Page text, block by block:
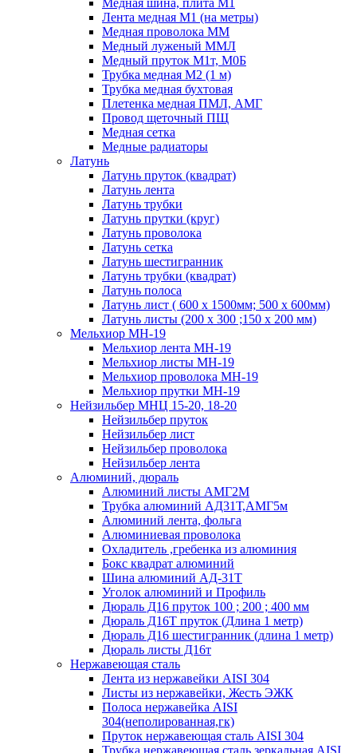
Медная шина, плита М1
Лента медная М1 (на метры)
Медная проволока ММ
Медный луженый ММЛ
Медный пруток М1т, М0Б
Трубка медная М2 (1 м)
Трубка медная бухтовая
Плетенка медная ПМЛ, АМГ
Провод щеточный ПЩ
Медная сетка
Медные радиаторы
Латунь
Латунь пруток (квадрат)
Латунь лента
Латунь трубки
Латунь прутки (круг)
Латунь проволока
Латунь сетка
Латунь шестигранник
Латунь трубки (квадрат)
Латунь полоса
Латунь лист ( 600 х 1500мм; 500 х 600мм)
Латунь листы (200 х 300 ;150 х 200 мм)
Мельхиор МН-19
Мельхиор лента МН-19
Мельхиор листы МН-19
Мельхиор проволока МН-19
Мельхиор прутки МН-19
Нейзильбер МНЦ 15-20, 18-20
Нейзильбер пруток
Нейзильбер лист
Нейзильбер проволока
Нейзильбер лента
Алюминий, дюраль
Алюминий листы АМГ2М
Трубка алюминий АД31Т,АМГ5м
Алюминий лента, фольга
Алюминиевая проволока
Охладитель ,гребенка из алюминия
Бокс квадрат алюминий
Шина алюминий АД-31Т
Уголок алюминий и Профиль
Дюраль Д16 пруток 100 ; 200 ; 400 мм
Дюраль Д16Т пруток (Длина 1 метр)
Дюраль Д16 шестигранник (длина 1 метр)
Дюраль листы Д16т
Нержавеющая сталь
Лента из нержавейки AISI 304
Листы из нержавейки, Жесть ЭЖК
Полоса нержавейка АISI
304(неполированная,гк)
Пруток нержавеющая сталь AISI 304
Трубка нержавеющая сталь зеркальная AISI